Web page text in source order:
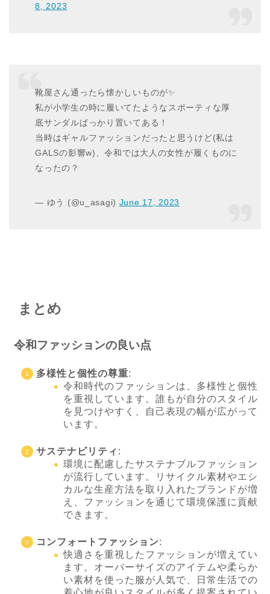
8, 2023
靴屋さん通ったら懐かしいものが✨
私が小学生の時に履いてたようなスポーティな厚
底サンダルばっかり置いてある！
当時はギャルファッションだったと思うけど(私は
GALSの影響w)、令和では大人の女性が履くものに
なったの？
— ゆう (@u_asagi) June 17, 2023
まとめ
令和ファッションの良い点
多様性と個性の尊重:
令和時代のファッションは、多様性と個性
を重視しています。誰もが自分のスタイル
を見つけやすく、自己表現の幅が広がって
います。
サステナビリティ :
環境に配慮したサステナブルファッション
が流行しています。リサイクル素材やエシ
カルな生産方法を取り入れたブランドが増
え、ファッションを通じて環境保護に貢献
できます。
コンフォートファッション:
快適さを重視したファッションが増えてい
ます。オーバーサイズのアイテムや柔らか
い素材を使った服が人気で、日常生活での